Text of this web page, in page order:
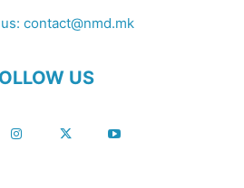
contact@nmd.mk
US